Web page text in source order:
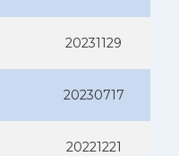
20231129
20230717
20221221